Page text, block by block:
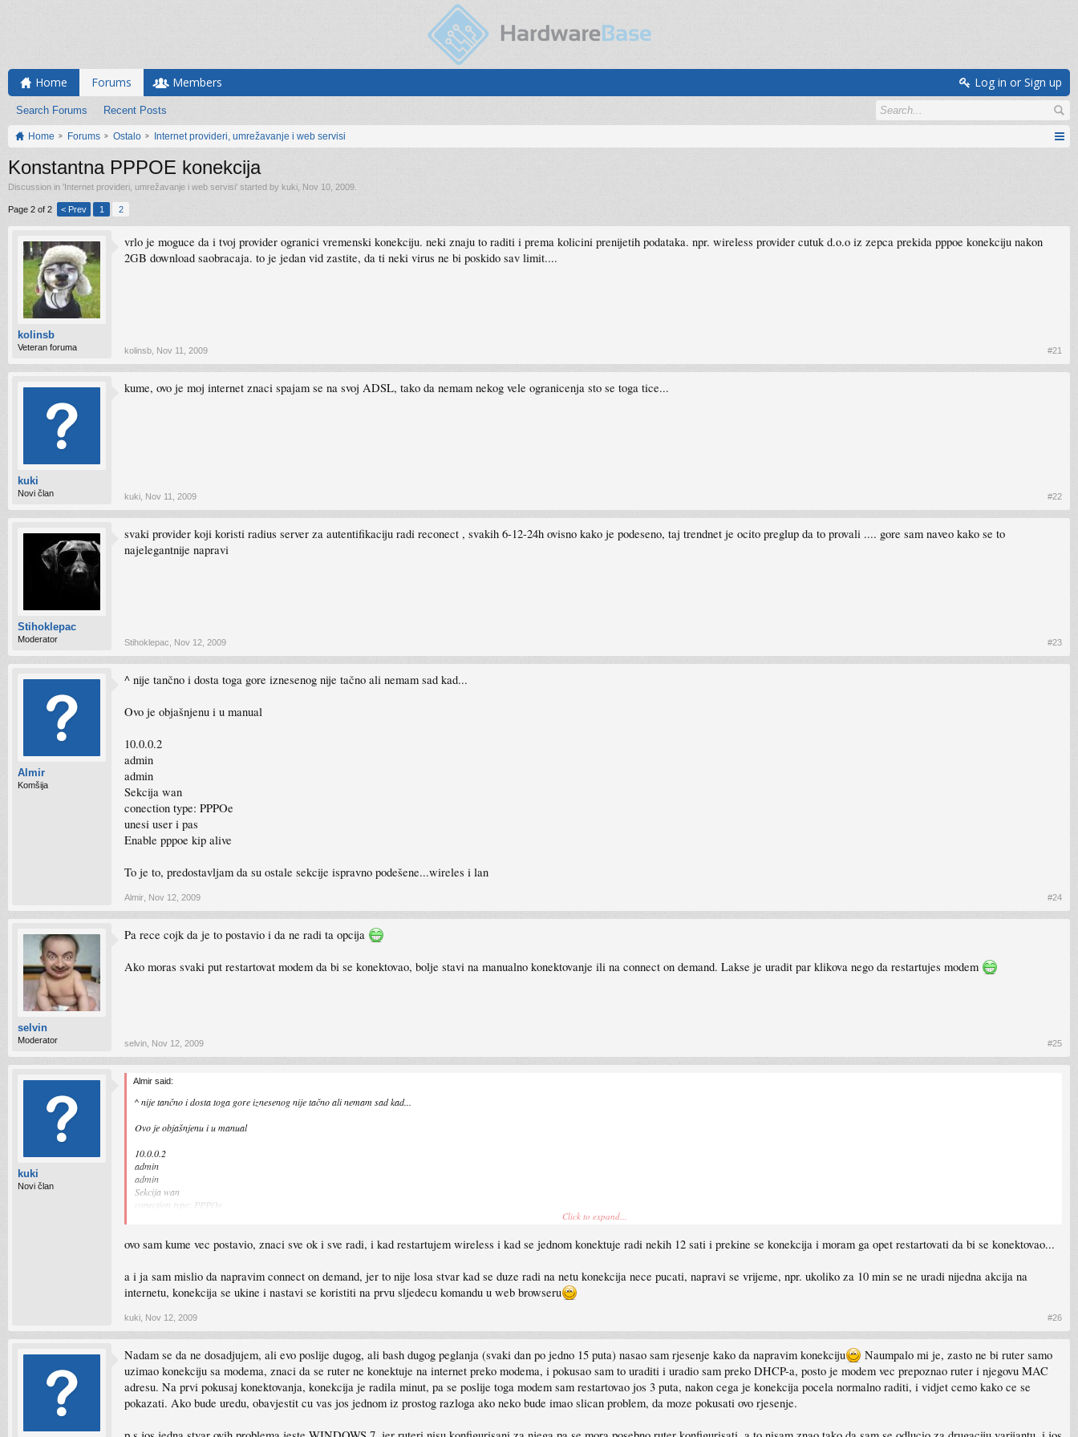
Home Forums
Search Forums Recent Posts
Members Log in or Sign up
Home Forums Ostalo Internet provideri, umrežavanje i web servisi
Konstantna PPPOE konekcija
Discussion in 'Internet provideri, umrežavanje i web servisi' started by kuki Nov 10, 2009
Page 2 of 2 < Prev 1 2
kolinsb
Veteran foruma
vrlo je moguce da i tvoj provider ogranici vremenski konekciju. neki znaju to raditi i prema kolicini prenijetih podataka. npr. wireless provider cutuk d.o.o iz zepca prekida pppoe konekciju nakon
2GB download saobracaja. to je jedan vid zastite, da ti neki virus ne bi poskido sav limit....
kolinsb Nov 11, 2009 #21
kuki
Novi član
kume, ovo je moj internet znaci spajam se na svoj ADSL, tako da nemam nekog vele ogranicenja sto se toga tice...
kuki Nov 11, 2009 #22
Stihoklepac
Moderator
svaki provider koji koristi radius server za autentifikaciju radi reconect , svakih 6-12-24h ovisno kako je podeseno, taj trendnet je ocito preglup da to provali .... gore sam naveo kako se to
najelegantnije napravi
Stihoklepac Nov 12, 2009 #23
Almir
Komšija
^ nije tančno i dosta toga gore iznesenog nije tačno ali nemam sad kad...
Ovo je objašnjenu i u manual
10.0.0.2
admin
admin
Sekcija wan
conection type: PPPOe
unesi user i pas
Enable pppoe kip alive
To je to, predostavljam da su ostale sekcije ispravno podešene...wireles i lan
Almir Nov 12, 2009 #24
selvin
Moderator
Pa rece cojk da je to postavio i da ne radi ta opcija
Ako moras svaki put restartovat modem da bi se konektovao, bolje stavi na manualno konektovanje ili na connect on demand. Lakse je uradit par klikova nego da restartujes modem
selvin Nov 12, 2009 #25
kuki
Novi član
Almir said:
^ nije tančno i dosta toga gore iznesenog nije tačno ali nemam sad kad...
Ovo je objašnjenu i u manual
10.0.0.2
admin
admin
Sekcija wan
conection type: PPPOe
Click to expand...
ovo sam kume vec postavio, znaci sve ok i sve radi, i kad restartujem wireless i kad se jednom konektuje radi nekih 12 sati i prekine se konekcija i moram ga opet restartovati da bi se konektovao...
a i ja sam mislio da napravim connect on demand, jer to nije losa stvar kad se duze radi na netu konekcija nece pucati, napravi se vrijeme, npr. ukoliko za 10 min se ne uradi nijedna akcija na
internetu, konekcija se ukine i nastavi se koristiti na prvu sljedecu komandu u web browseru
kuki Nov 12, 2009 #26
Nadam se da ne dosadjujem, ali evo poslije dugog, ali bash dugog peglanja (svaki dan po jedno 15 puta) nasao sam rjesenje kako da napravim konekciju
Naumpalo mi je, zasto ne bi ruter samo
uzimao konekciju sa modema, znaci da se ruter ne konektuje na internet preko modema, i pokusao sam to uraditi i uradio sam preko DHCP-a, posto je modem vec prepoznao ruter i njegovu MAC
adresu. Na prvi pokusaj konektovanja, konekcija je radila minut, pa se poslije toga modem sam restartovao jos 3 puta, nakon cega je konekcija pocela normalno raditi, i vidjet cemo kako ce se
pokazati. Ako bude uredu, obavjestit cu vas jos jednom iz prostog razloga ako neko bude imao slican problem, da moze pokusati ovo rjesenje.